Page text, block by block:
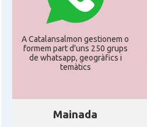
A Catalansalmon gestionem o
formem part d'uns 250 grups
de whatsapp, geogràfics i
temàtics
Mainada